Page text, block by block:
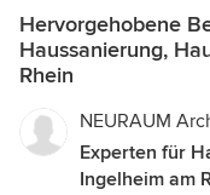
Hervorgehobene
Haussanierung,
Rhein
NEURAUM
Experten für
Ingelheim am